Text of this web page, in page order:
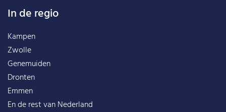
In de regio
Kampen
Zwolle
Genemuiden
Dronten
Emmen
En de rest vanNederland